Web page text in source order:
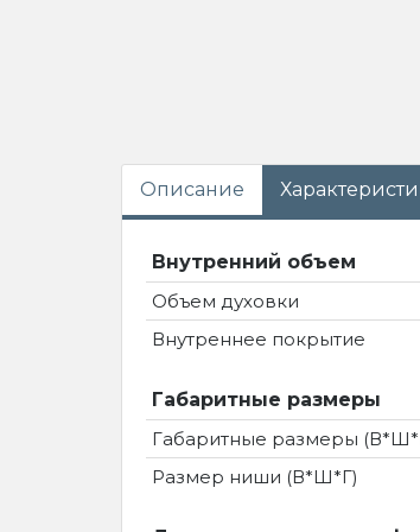
Описание
Внутренний объем
Объем духовки
Внутреннее покрытие
Габаритные размеры
Габаритные размеры
Размер ниши (В*Ш*Г)